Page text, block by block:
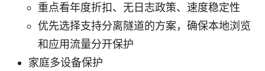
重点看年度折扣、无日志政策、速度稳定性
优先选择支持分离隧道的方案，确保本地浏览
和应用流量分开保护
家庭多设备保护